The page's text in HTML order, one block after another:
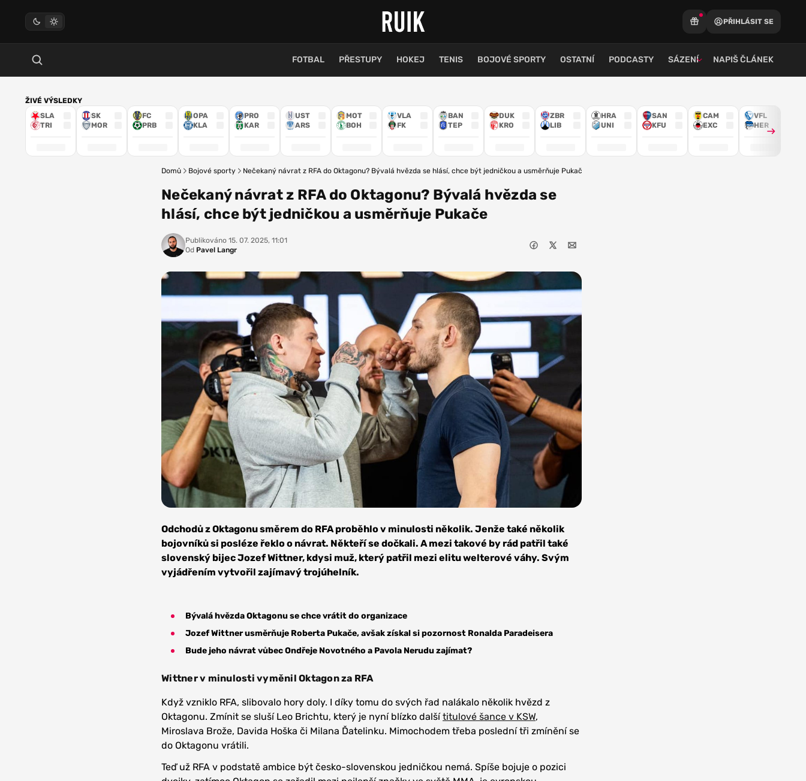
PŘIHLÁSIT SE
FOTBAL PŘESTUPY HOKEJ TENIS BOJOVÉ SPORTY OSTATNÍ PODCASTY SÁZENÍ NAPIŠ ČLÁNEK
ŽIVÉ VÝSLEDKY
SLA
TRI
SK
MOR
FC
PRB
OPA
KLA
PRO
KAR
UST
ARS
MOT
BOH
VLA
FK
BAN
TEP
DUK
KRO
ZBR
LIB
HRA
UNI
SAN
KFU
CAM
EXC
VFL
HER
Domů Bojové sporty Nečekaný návrat z RFA do Oktagonu? Bývalá hvězda se hlásí, chce být jedničkou a usměrňuje Pukače
Nečekaný návrat z RFA do Oktagonu? Bývalá hvězda se
hlásí, chce být jedničkou a usměrňuje Pukače
Publikováno 15. 07. 2025, 11:01
Od Pavel Langr
Oktagon
MMA
Odchodů z Oktagonu směrem do RFA proběhlo v minulosti několik. Jenže také několik
bojovníků si posléze řeklo o návrat. Někteří se dočkali. A mezi takové by rád patřil také
slovenský bijec Jozef Wittner, kdysi muž, který patřil mezi elitu welterové váhy. Svým
vyjádřením vytvořil zajímavý trojúhelník.
Bývalá hvězda Oktagonu se chce vrátit do organizace
Jozef Wittner usměrňuje Roberta Pukače, avšak získal si pozornost Ronalda Paradeisera
Bude jeho návrat vůbec Ondřeje Novotného a Pavola Nerudu zajímat?
Wittner v minulosti vyměnil Oktagon za RFA
Když vzniklo RFA, slibovalo hory doly. I díky tomu do svých řad nalákalo několik hvězd z
Oktagonu. Zmínit se sluší Leo Brichtu, který je nyní blízko dalšítitulové šance v KSW,
Miroslava Brože, Davida Hoška či Milana Ďatelinku. Mimochodem třeba poslední tři zmínění se
do Oktagonu vrátili.
Teď už RFA v podstatě ambice být česko-slovenskou jedničkou nemá. Spíše bojuje o pozici